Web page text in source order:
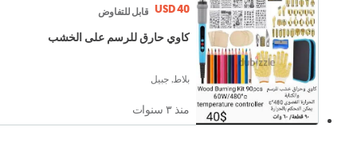
USD 40 قابل للتفاوض
كاوي حارق للرسم على الخشب
بلاط, جبيل
منذ ٣ سنوات